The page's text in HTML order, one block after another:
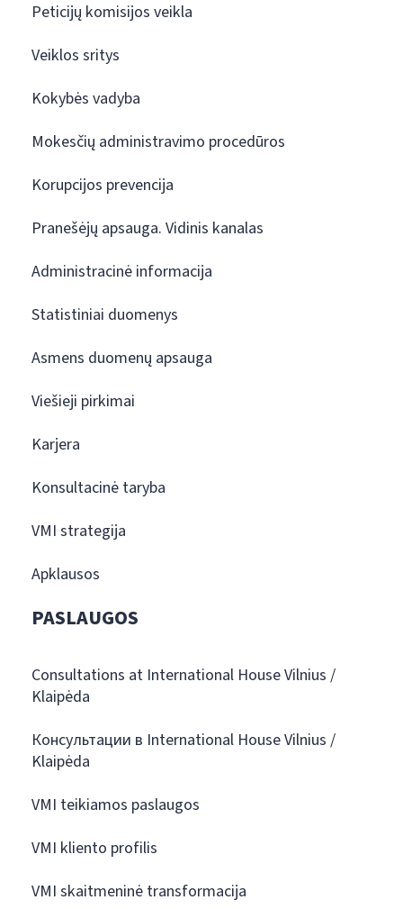
Peticijų komisijos veikla
Veiklos sritys
Kokybės vadyba
Mokesčių administravimo procedūros
Korupcijos prevencija
Pranešėjų apsauga. Vidinis kanalas
Administracinė informacija
Statistiniai duomenys
Asmens duomenų apsauga
Viešieji pirkimai
Karjera
Konsultacinė taryba
VMI strategija
Apklausos
PASLAUGOS
Consultations at International House Vilnius /
Klaipėda
Консультации в International House Vilnius /
Klaipėda
VMI teikiamos paslaugos
VMI kliento profilis
VMI skaitmeninė transformacija